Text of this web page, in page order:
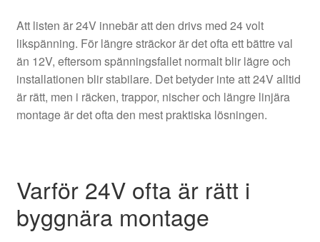
Att listen är 24V innebär att den drivs med 24 volt
likspänning. För längre sträckor är det ofta ett bättre val
än 12V, eftersom spänningsfallet normalt blir lägre och
installationen blir stabilare. Det betyder inte att 24V alltid
är rätt, men i räcken, trappor, nischer och längre linjära
montage är det ofta den mest praktiska lösningen.
Varför 24V ofta är rätt i
byggnära montage